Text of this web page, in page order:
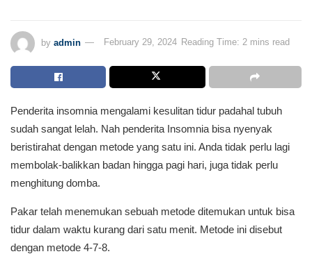
by admin February 29, 2024 Reading Time: 2 mins read
Penderita insomnia mengalami kesulitan tidur padahal tubuh
sudah sangat lelah. Nah penderita Insomnia bisa nyenyak
beristirahat dengan metode yang satu ini. Anda tidak perlu lagi
membolak-balikkan badan hingga pagi hari, juga tidak perlu
menghitung domba.
Pakar telah menemukan sebuah metode ditemukan untuk bisa
tidur dalam waktu kurang dari satu menit. Metode ini disebut
dengan metode 4-7-8.